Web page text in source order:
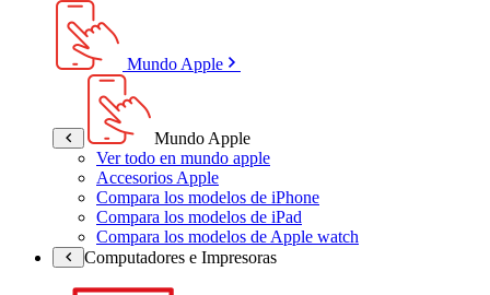
Mundo Apple
Mundo Apple
Ver todo en mundo apple
Accesorios Apple
Compara los modelos de iPhone
Compara los modelos de iPad
Compara los modelos de Apple watch
Computadores e Impresoras